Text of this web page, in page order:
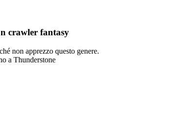
crawler fantasy
non apprezzo questo genere.
a Thunderstone